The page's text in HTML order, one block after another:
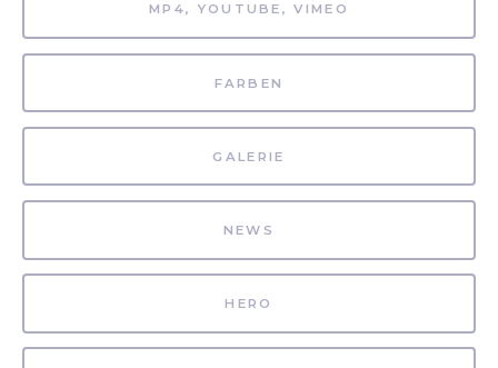
MP4, YOUTUBE, VIMEO
FARBEN
GALERIE
NEWS
HERO